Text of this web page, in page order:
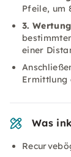
Pfeile, um
3.
einer
Ermittlung
Was